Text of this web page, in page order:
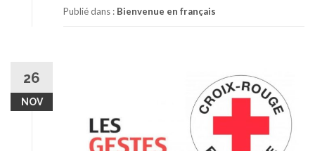
Publié dans : Bienvenue en français
26
NOV